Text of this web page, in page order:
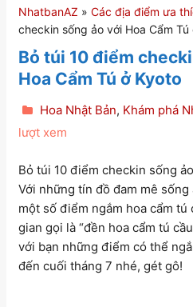
NhatbanAZ » Các địa điểm ưa
checkin sống ảo với Hoa Cẩm Tú
Bỏ túi 10 điểm
Hoa Cẩm Tú ở Kyoto
Hoa Nhật Bản, Khám phá
lượt xem
Bỏ túi 10 điểm checkin sống
Với những tín đồ đam mê
một số điểm ngắm hoa cẩm tú
gian gọi là “đền hoa cẩm tú
với bạn những điểm có thể
đến cuối tháng 7 nhé, gét gô!